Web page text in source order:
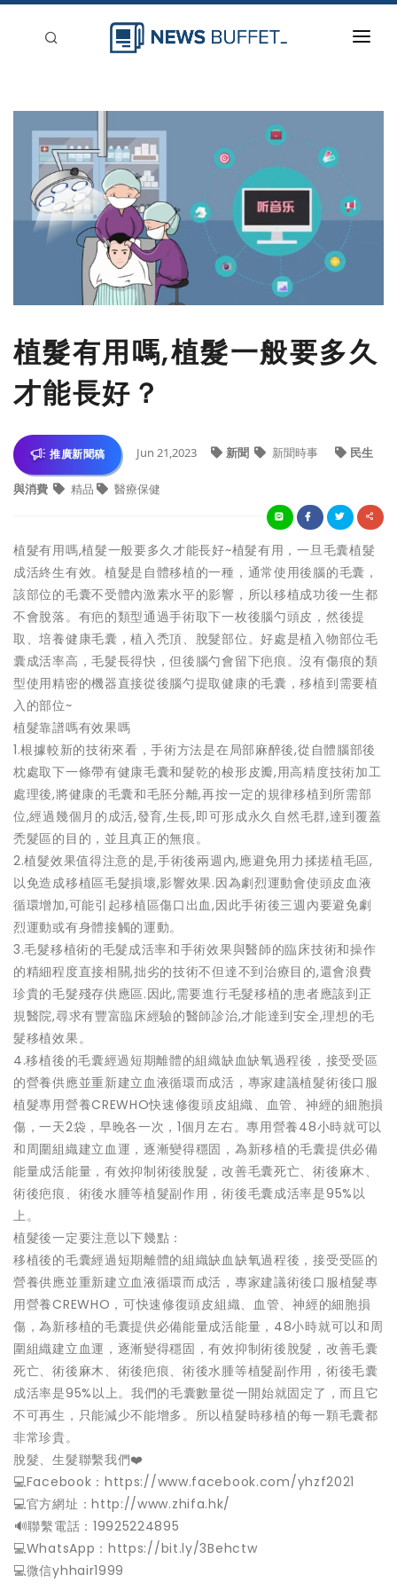
登入
刊登
植髮有用嗎,植髮一般要多久
才能長好？
推廣新聞稿 Jun 21,2023 新聞 新聞時事 民生
與消費 精品 醫療保健
植髮有用嗎,植髮一般要多久才能長好~植髮有用，一旦毛囊植髮
成活終生有效。植髮是自體移植的一種，通常使用後腦的毛囊，
該部位的毛囊不受體內激素水平的影響，所以移植成功後一生都
不會脫落。有疤的類型通過手術取下一枚後腦勺頭皮，然後提
取、培養健康毛囊，植入禿頂、脫髮部位。好處是植入物部位毛
囊成活率高，毛髮長得快，但後腦勺會留下疤痕。沒有傷痕的類
型使用精密的機器直接從後腦勺提取健康的毛囊，移植到需要植
入的部位~
植髮靠譜嗎有效果嗎
1.根據較新的技術來看，手術方法是在局部麻醉後,從自體腦部後
枕處取下一條帶有健康毛囊和髮乾的梭形皮瓣,用高精度技術加工
處理後,將健康的毛囊和毛胚分離,再按一定的規律移植到所需部
位,經過幾個月的成活,發育,生長,即可形成永久自然毛群,達到覆蓋
禿髮區的目的，並且真正的無痕。
2.植髮效果值得注意的是,手術後兩週內,應避免用力揉搓植毛區,
以免造成移植區毛髮損壞,影響效果.因為劇烈運動會使頭皮血液
循環增加,可能引起移植區傷口出血,因此手術後三週內要避免劇
烈運動或有身體接觸的運動。
3.毛髮移植術的毛髮成活率和手術效果與醫師的臨床技術和操作
的精細程度直接相關,拙劣的技術不但達不到治療目的,還會浪費
珍貴的毛髮殘存供應區.因此,需要進行毛髮移植的患者應該到正
規醫院,尋求有豐富臨床經驗的醫師診治,才能達到安全,理想的毛
髮移植效果。
4.移植後的毛囊經過短期離體的組織缺血缺氧過程後，接受受區
的營養供應並重新建立血液循環而成活，專家建議植髮術後口服
植髮專用營養CREWHO快速修復頭皮組織、血管、神經的細胞損
傷，一天2袋，早晚各一次，1個月左右。專用營養48小時就可以
和周圍組織建立血運，逐漸變得穩固，為新移植的毛囊提供必備
能量成活能量，有效抑制術後脫髮，改善毛囊死亡、術後麻木、
術後疤痕、術後水腫等植髮副作用，術後毛囊成活率是95%以
上。
植髮後一定要注意以下幾點：
移植後的毛囊經過短期離體的組織缺血缺氧過程後，接受受區的
營養供應並重新建立血液循環而成活，專家建議術後口服植髮專
用營養CREWHO，可快速修復頭皮組織、血管、神經的細胞損
傷，為新移植的毛囊提供必備能量成活能量，48小時就可以和周
圍組織建立血運，逐漸變得穩固，有效抑制術後脫髮，改善毛囊
死亡、術後麻木、術後疤痕、術後水腫等植髮副作用，術後毛囊
成活率是95%以上。我們的毛囊數量從一開始就固定了，而且它
不可再生，只能減少不能增多。所以植髮時移植的每一顆毛囊都
非常珍貴。
脫髮、生髮聯繫我們❤️
💻Facebook：https://www.facebook.com/yhzf2021
💻官方網址：http://www.zhifa.hk/
️🔊聯繫電話：19925224895
💻WhatsApp：https://bit.ly/3Behctw
💻微信yhhair1999